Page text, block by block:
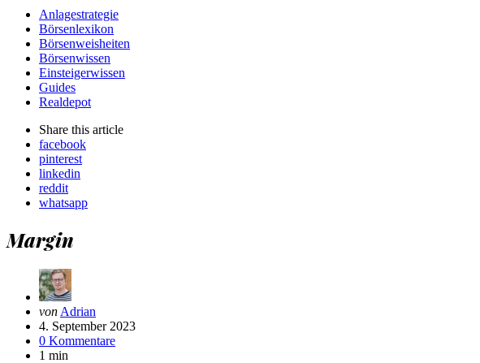
Anlagestrategie
Börsenlexikon
Börsenweisheiten
Börsenwissen
Einsteigerwissen
Guides
Realdepot
Share this article
facebook
pinterest
linkedin
reddit
whatsapp
Margin
Geschrieben
von
von Adrian
4. September 2023
0 Kommentare
1 min